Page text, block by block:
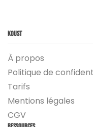
Koust
À propos
Politique de
Tarifs
Mentions légales
CGV